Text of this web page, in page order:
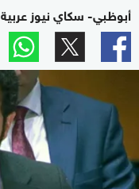
أبوظبي- سكاي نيوز عربية